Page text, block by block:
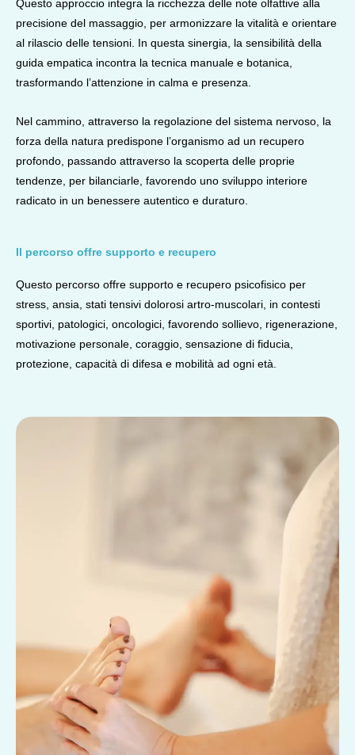
Questo approccio integra la ricchezza delle note olfattive alla
precisione del massaggio, per armonizzare la vitalità e orientare
al rilascio delle tensioni. In questa sinergia, la sensibilità della
guida empatica incontra la tecnica manuale e botanica,
trasformando l’attenzione in calma e presenza.
Nel cammino, attraverso la regolazione del sistema nervoso, la
forza della natura predispone l’organismo ad un recupero
profondo, passando attraverso la scoperta delle proprie
tendenze, per bilanciarle, favorendo uno sviluppo interiore
radicato in un benessere autentico e duraturo.
Il percorso offre supporto e recupero
Questo percorso offre supporto e recupero psicofisico per
stress, ansia, stati tensivi dolorosi artro-muscolari, in contesti
sportivi, patologici, oncologici, favorendo sollievo, rigenerazione,
motivazione personale, coraggio, sensazione di fiducia,
protezione, capacità di difesa e mobilità ad ogni età.